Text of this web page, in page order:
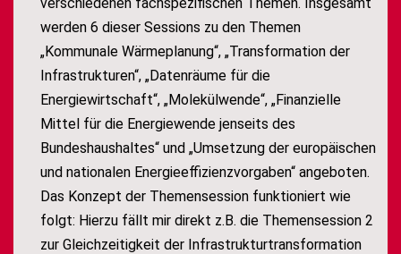
werden 6 dieser Sessions zu den Themen
„Kommunale Wärmeplanung“, „Transformation der
Infrastrukturen“, „Datenräume für die
Energiewirtschaft“, „Molekülwende“, „Finanzielle
Mittel für die Energiewende jenseits des
Bundeshaushaltes“ und „Umsetzung der europäischen
und nationalen Energieeffizienzvorgaben“ angeboten.
Das Konzept der Themensession funktioniert wie
folgt: Hierzu fällt mir direkt z.B. die Themensession 2
zur Gleichzeitigkeit der Infrastrukturtransformation